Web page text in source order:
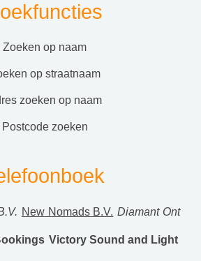
zoeken op naam
op straatnaam
zoeken op naam
postcode zoeken
New Nomads B.V. Diamant Ont
Victory Sound and Light